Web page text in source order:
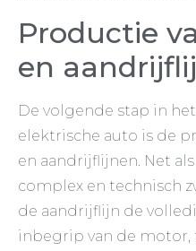
Productie
en
De volgende stap in
elektrische auto is de
en aandrijflijnen. Net
complex en technisch
de aandrijflijn de
inbegrip van de motor,